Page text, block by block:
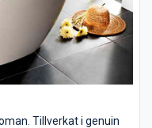
Tillverkat i genuin